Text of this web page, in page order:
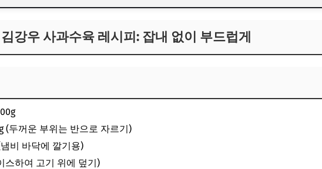
강우 사과수육 레시피: 잡내 없이 부드럽게
(두꺼운 부위는 반으로 자르기)
비 바닥에 깔기용)
스하여 고기 위에 덮기)